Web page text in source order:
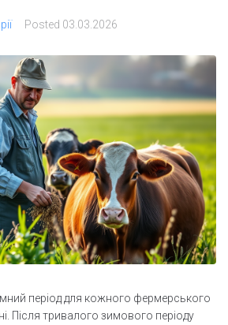
Posted 03.03.2026
період для кожного фермерського
Після тривалого зимового періоду